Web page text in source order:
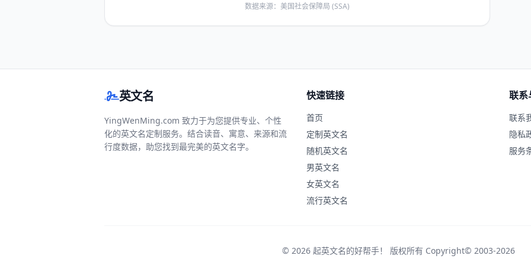
数据来源：美国社会保障局 (SSA)
英文名
YingWenMing.com 致力于为您提供专业、个性
化的英文名定制服务。结合读音、寓意、来源和流
行度数据，助您找到最完美的英文名字。
快速链接
首页
定制英文名
随机英文名
男英文名
女英文名
流行英文名
联系
联系
隐私
服务
© 2026 起英文名的好帮手！ 版权所有 Copyright© 2003-2026